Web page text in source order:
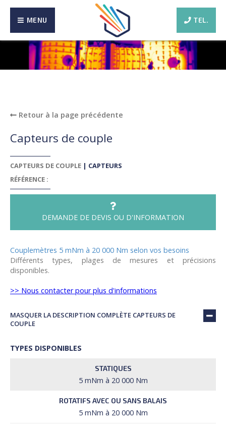
TEL.
MENU
Retour à la page précédente
Capteurs de couple
CAPTEURS DE COUPLE | CAPTEURS
RÉFÉRENCE :
DEMANDE DE DEVIS OU D'INFORMATION
Couplemètres 5 mNm à 20 000 Nm selon vos besoins
Différents types, plages de mesures et précisions
disponibles.
>> Nous contacter pour plus d'informations
MASQUER LA DESCRIPTION COMPLÈTE CAPTEURS DE
COUPLE
TYPES DISPONIBLES
STATIQUES
5 mNm à 20 000 Nm
ROTATIFS AVEC OU SANS BALAIS
5 mNm à 20 000 Nm